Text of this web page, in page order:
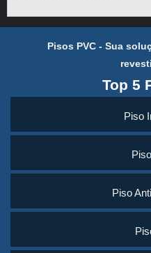
Pisos PVC - Sua
Top 5
Piso
Piso